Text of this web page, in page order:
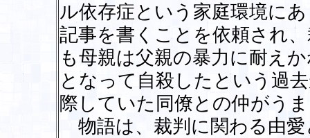
ル依存症という家庭環境に
記事を書くことを依頼され
も母親は父親の暴力に耐え
となって自殺したという過
際していた同僚との仲がう
物語は、裁判に関わる由